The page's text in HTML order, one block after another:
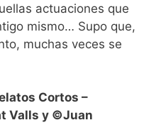
actuaciones que
mismo… Supo que,
muchas veces se
Cortos –
Valls y ©Juan